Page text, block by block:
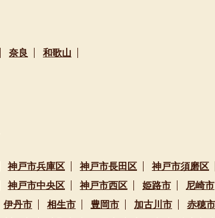
奈良 和歌山
神戸市兵庫区 神戸市長田区
神戸市須磨区
神戸市中央区 神戸市西区 姫路市 尼崎市
伊丹市 相生市 豊岡市 加古川市 赤穂市